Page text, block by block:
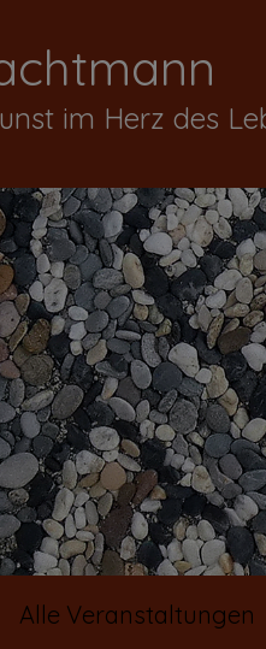
im Herz des
Alle Veranstaltungen